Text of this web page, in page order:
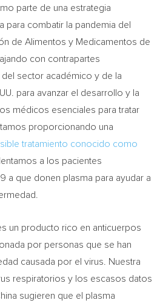
parte de una estrategia
para combatir la pandemia del
de Alimentos y Medicamentos de
con contrapartes
sector académico y de la
para avanzar el desarrollo y la
médicos esenciales para tratar
proporcionando una
tratamiento conocido como
a los pacientes
a que donen plasma para ayudar a
un producto rico en anticuerpos
por personas que se han
causada por el virus. Nuestra
respiratorios y los escasos datos
sugieren que el plasma